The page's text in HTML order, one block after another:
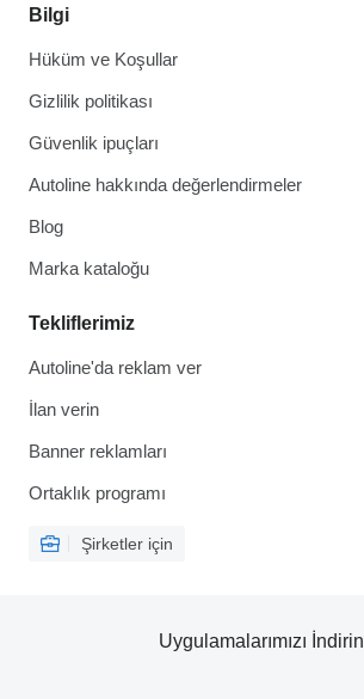
Bilgi
Hüküm ve Koşullar
Gizlilik politikası
Güvenlik ipuçları
Autoline hakkında değerlendirmeler
Blog
Marka kataloğu
Tekliflerimiz
Autoline'da reklam ver
İlan verin
Banner reklamları
Ortaklık programı
Şirketler için
Uygulamalarımızı İndirin